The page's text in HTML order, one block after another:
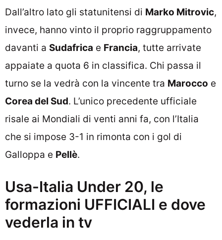
Dall’altro lato gli statunitensi di Marko Mitrovic,
invece, hanno vinto il proprio raggruppamento
davanti a Sudafrica e Francia, tutte arrivate
appaiate a quota 6 in classifica. Chi passa il
turno se la vedrà con la vincente tra Marocco e
Corea del Sud. L’unico precedente ufficiale
risale ai Mondiali di venti anni fa, con l’Italia
che si impose 3-1 in rimonta con i gol di
Galloppa e Pellè.
Usa-Italia Under 20, le
formazioni UFFICIALI e dove
vederla in tv